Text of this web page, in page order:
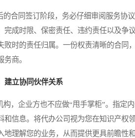
合同签订阶段，务必仔细审阅服务协
完成时限、保密责任、违约责任以及争
败时的责任归属。一份权责清晰的合同
商。
建立协同伙伴关系
企业方也不应做“甩手掌柜”。指定内
和信息。将代办公司视为您在知识产权
地理解您的业务，从而提供更具前瞻性